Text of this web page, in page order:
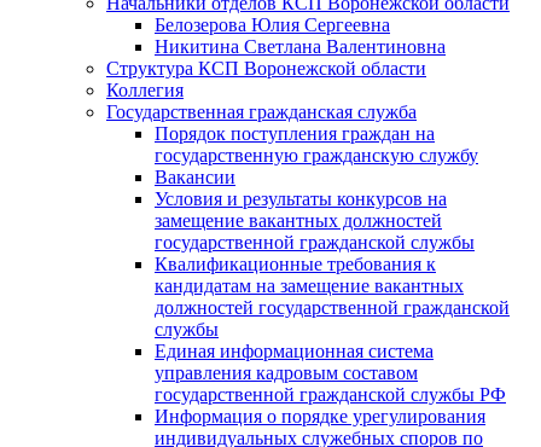
Белозерова Юлия Сергеевна
Никитина Светлана Валентиновна
Структура КСП Воронежской области
Коллегия
Государственная гражданская служба
Порядок поступления граждан на
государственную гражданскую службу
Вакансии
Условия и результаты конкурсов на
замещение вакантных должностей
государственной гражданской службы
Квалификационные требования к
кандидатам на замещение вакантных
должностей государственной гражданской
службы
Единая информационная система
управления кадровым составом
государственной гражданской службы РФ
Информация о порядке урегулирования
индивидуальных служебных споров по